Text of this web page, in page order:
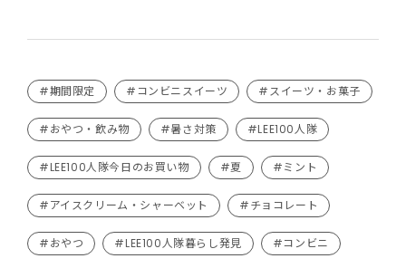
#期間限定 #コンビニスイーツ #スイーツ・お菓子
#おやつ・飲み物 #暑さ対策 #LEE100人隊
#LEE100人隊今日のお買い物 #夏 #ミント
#アイスクリーム・シャーベット #チョコレート
#おやつ #LEE100人隊暮らし発見 #コンビニ